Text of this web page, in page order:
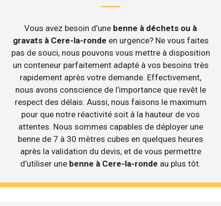
Vous avez besoin d’une benne à déchets ou à
gravats à Cere-la-ronde en urgence? Ne vous faites
pas de souci, nous pouvons vous mettre à disposition
un conteneur parfaitement adapté à vos besoins très
rapidement après votre demande. Effectivement,
nous avons conscience de l’importance que revêt le
respect des délais. Aussi, nous faisons le maximum
pour que notre réactivité soit à la hauteur de vos
attentes. Nous sommes capables de déployer une
benne de 7 à 30 mètres cubes en quelques heures
après la validation du devis, et de vous permettre
d’utiliser une benne à Cere-la-ronde au plus tôt.